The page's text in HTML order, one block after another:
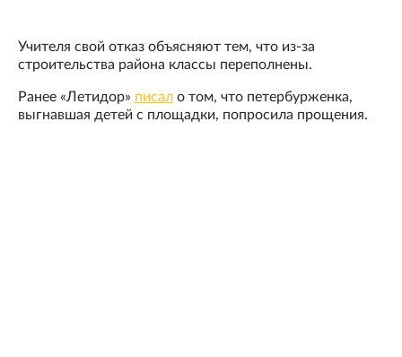
Учителя свой отказ объясняют тем, что из-за
строительства района классы переполнены.
Ранее «Летидор» писал о том, что петербурженка,
выгнавшая детей с площадки, попросила прощения.